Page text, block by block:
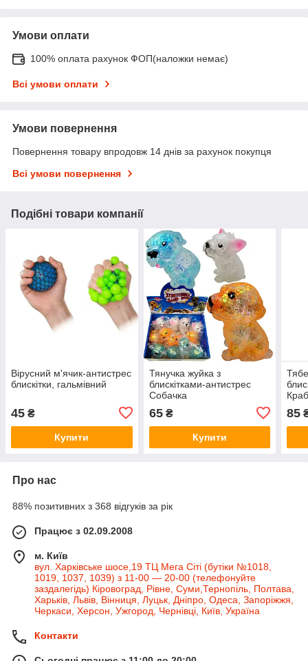
Умови оплати
100% оплата рахунок ФОП(наложки немає)
Всі умови оплати
Умови повернення
Повернення товару впродовж 14 днів за рахунок покупця
Всі умови повернення
Подібні товари компанії
Вірусний м'ячик-антистрес
блискітки, гальмівний
45 ₴
Купити
Тянучка жуйка з
блискітками-антистрес
Собачка
65₴
Купити
85
Про нас
88% позитивних з 368 відгуків за рік
Працює з 02.09.2008
м. Київ
вул. Харківське шосе,19 ТЦ Мега Сіті (бутіки №1018,
1019, 1037, 1039) з 11-00 — 20-00 (телефонуйте
заздалегідь) Кіровоград, Рівне, Суми,Тернопіль, Полтава,
Харьків, Львів, Вінниця, Луцьк, Дніпро, Одеса, Запоріжжя,
Черкаси, Херсон, Ужгород, Чернівці, Київ, Україна
Контакти